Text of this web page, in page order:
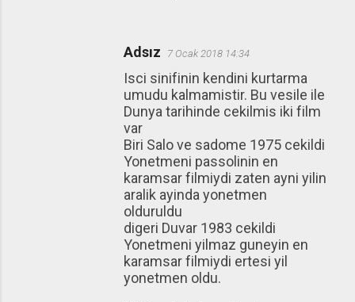
Adsız 7 Ocak 2018 14:34
Isci sinifinin kendini kurtarma
umudu kalmamistir. Bu vesile ile
Dunya tarihinde cekilmis iki film
var
Biri Salo ve sadome 1975 cekildi
Yonetmeni passolinin en
karamsar filmiydi zaten ayni yilin
aralik ayinda yonetmen
olduruldu
digeri Duvar 1983 cekildi
Yonetmeni yilmaz guneyin en
karamsar filmiydi ertesi yil
yonetmen oldu.